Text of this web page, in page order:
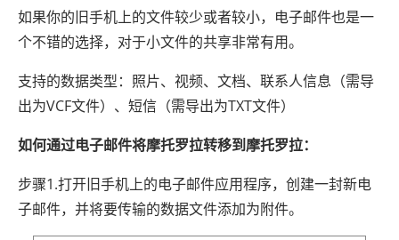
如果你的旧手机上的文件较少或者较小，电子邮件也是一
个不错的选择，对于小文件的共享非常有用。
支持的数据类型：照片、视频、文档、联系人信息（需导
出为VCF文件）、短信（需导出为TXT文件）
如何通过电子邮件将摩托罗拉转移到摩托罗拉：
步骤1.打开旧手机上的电子邮件应用程序，创建一封新电
子邮件，并将要传输的数据文件添加为附件。